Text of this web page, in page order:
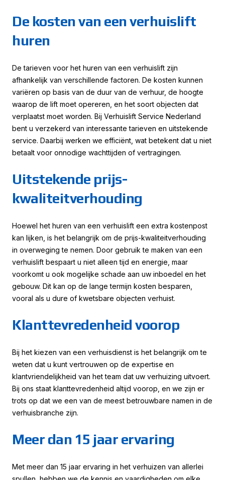
De kosten van een verhuislift
huren
De tarieven voor het huren van een verhuislift zijn
afhankelijk van verschillende factoren. De kosten kunnen
variëren op basis van de duur van de verhuur, de hoogte
waarop de lift moet opereren, en het soort objecten dat
verplaatst moet worden. Bij Verhuislift Service Nederland
bent u verzekerd van interessante tarieven en uitstekende
service. Daarbij werken we efficiënt, wat betekent dat u niet
betaalt voor onnodige wachttijden of vertragingen.
Uitstekende prijs-
kwaliteitverhouding
Hoewel het huren van een verhuislift een extra kostenpost
kan lijken, is het belangrijk om de prijs-kwaliteitverhouding
in overweging te nemen. Door gebruik te maken van een
verhuislift bespaart u niet alleen tijd en energie, maar
voorkomt u ook mogelijke schade aan uw inboedel en het
gebouw. Dit kan op de lange termijn kosten besparen,
vooral als u dure of kwetsbare objecten verhuist.
Klanttevredenheid voorop
Bij het kiezen van een verhuisdienst is het belangrijk om te
weten dat u kunt vertrouwen op de expertise en
klantvriendelijkheid van het team dat uw verhuizing uitvoert.
Bij ons staat klanttevredenheid altijd voorop, en we zijn er
trots op dat we een van de meest betrouwbare namen in de
verhuisbranche zijn.
Meer dan 15 jaar ervaring
Met meer dan 15 jaar ervaring in het verhuizen van allerlei